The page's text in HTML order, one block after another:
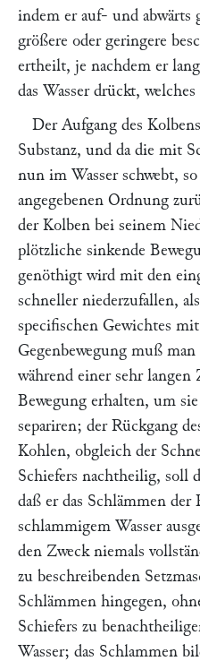
indem er auf- und abwärts
größere oder geringere
ertheilt, je nachdem er
das Wasser drückt,
Der Aufgang des
Substanz, und da die mit
nun im Wasser schwebt,
angegebenen Ordnung
der Kolben bei seinem
plötzliche sinkende
genöthigt wird mit den
schneller niederzufallen,
specifischen Gewichtes
Gegenbewegung muß
während einer sehr langen
Bewegung erhalten, um
separiren; der Rückgang
Kohlen, obgleich der
Schiefers nachtheilig, soll
daß er das Schlämmen
schlammigem Wasser
den Zweck niemals
zu beschreibenden
Schlämmen hingegen,
Schiefers zu
Wasser; das Schlammen